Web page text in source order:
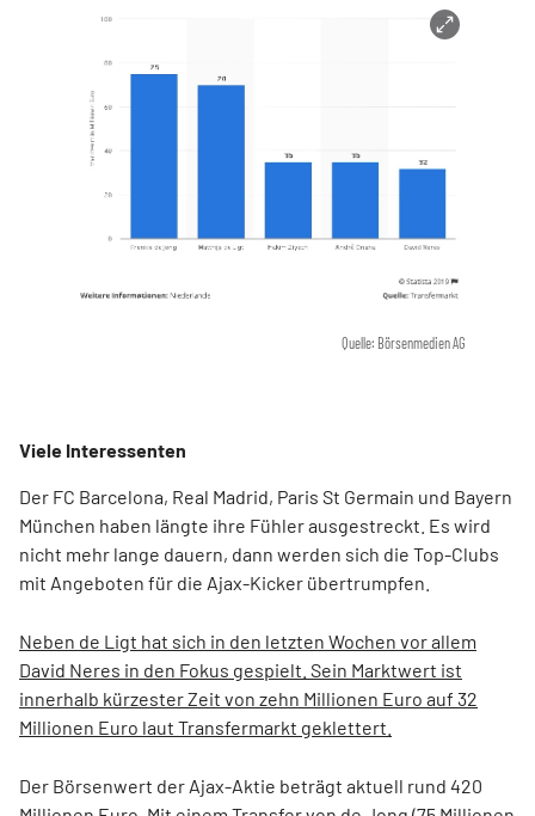
Quelle: Börsenmedien AG
Viele Interessenten
Der FC Barcelona, Real Madrid, Paris St Germain und Bayern
München haben längte ihre Fühler ausgestreckt. Es wird
nicht mehr lange dauern, dann werden sich die Top-Clubs
mit Angeboten für die Ajax-Kicker übertrumpfen.
Neben de Ligt hat sich in den letzten Wochen vor allem
David Neres in den Fokus gespielt. Sein Marktwert ist
innerhalb kürzester Zeit von zehn Millionen Euro auf 32
Millionen Euro laut Transfermarkt geklettert.
Der Börsenwert der Ajax-Aktie beträgt aktuell rund 420